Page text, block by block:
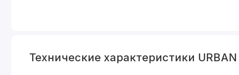
Технические характеристики